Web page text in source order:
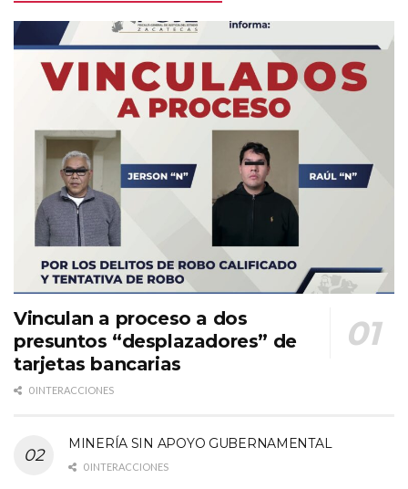
Vinculan a proceso a dos
presuntos “desplazadores” de
tarjetas bancarias
0 INTERACCIONES
MINERÍA SIN APOYO GUBERNAMENTAL
0 INTERACCIONES